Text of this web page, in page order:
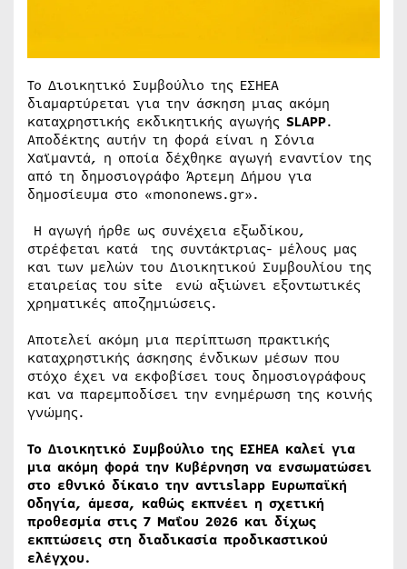
Το Διοικητικό Συμβούλιο της ΕΣΗΕΑ
διαμαρτύρεται για την άσκηση μιας ακόμη
καταχρηστικής εκδικητικής αγωγής SLAPP.
Αποδέκτης αυτήν τη φορά είναι η Σόνια
Χαϊμαντά, η οποία δέχθηκε αγωγή εναντίον της
από τη δημοσιογράφο Άρτεμη Δήμου για
δημοσίευμα στο «mononews.gr».
Η αγωγή ήρθε ως συνέχεια εξωδίκου,
στρέφεται κατά της συντάκτριας- μέλους μας
και των μελών του Διοικητικού Συμβουλίου της
εταιρείας του site ενώ αξιώνει εξοντωτικές
χρηματικές αποζημιώσεις.
Αποτελεί ακόμη μια περίπτωση πρακτικής
καταχρηστικής άσκησης ένδικων μέσων που
στόχο έχει να εκφοβίσει τους δημοσιογράφους
και να παρεμποδίσει την ενημέρωση της κοινής
γνώμης.
Το Διοικητικό Συμβούλιο της ΕΣΗΕΑ καλεί για
μια ακόμη φορά την Κυβέρνηση να ενσωματώσει
στο εθνικό δίκαιο την αντιslapp Ευρωπαϊκή
Οδηγία, άμεσα, καθώς εκπνέει η σχετική
προθεσμία στις 7 Μαΐου 2026 και δίχως
εκπτώσεις στη διαδικασία προδικαστικού
ελέγχου.